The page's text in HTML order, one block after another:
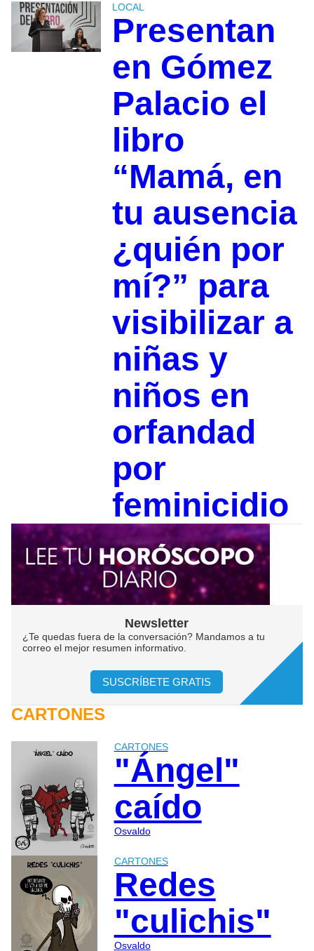
LOCAL
Presentan
en Gómez
Palacio el
libro
“Mamá, en
tu ausencia
¿quién por
mí?” para
visibilizar a
niñas y
niños en
orfandad
por
feminicidio
Newsletter
¿Te quedas fuera de la conversación? Mandamos a tu
correo el mejor resumen informativo.
SUSCRÍBETE GRATIS
CARTONES
CARTONES
"Ángel"
caído
Osvaldo
CARTONES
Redes
"culichis"
Osvaldo